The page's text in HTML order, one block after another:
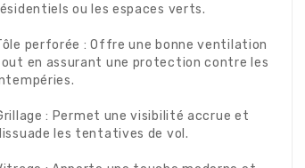
ou les espaces verts.
perforée : Offre une bonne ventilation
en assurant une protection contre les
: Permet une visibilité accrue et
les tentatives de vol.